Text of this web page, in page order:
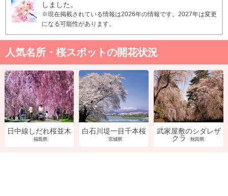
しました。
※現在掲載されている情報は2026年の情報です。2027年は変更
になる可能性があります。
人気名所・桜スポットの開花状況
日中線しだれ桜並木
福島県
白石川堤一目千本桜
宮城県
武家屋敷のシダレザ
クラ
秋田県